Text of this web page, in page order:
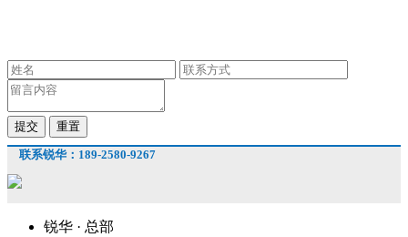
联系锐华：189-2580-9267
锐华 · 总部